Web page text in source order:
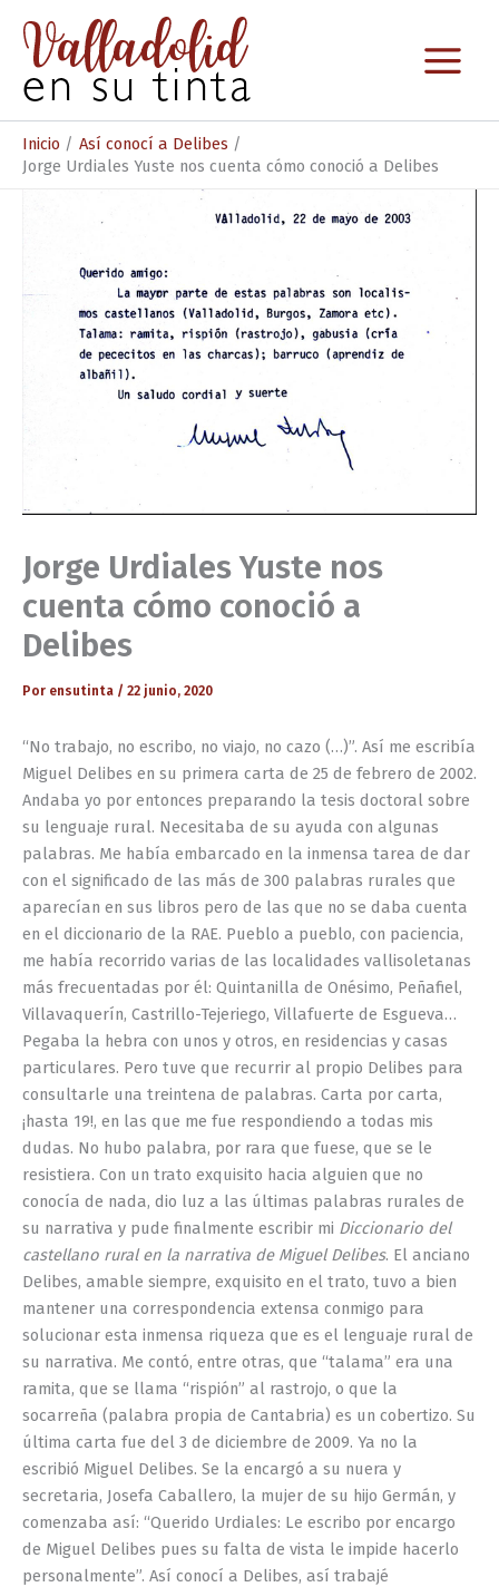
contenido
Inicio
Así conocí a Delibes
Jorge Urdiales Yuste nos cuenta cómo conoció a Delibes
Jorge Urdiales Yuste nos
cuenta cómo conoció a
Delibes
Por ensutinta / 22 junio, 2020
“No trabajo, no escribo, no viajo, no cazo (…)”. Así me escribía
Miguel Delibes en su primera carta de 25 de febrero de 2002.
Andaba yo por entonces preparando la tesis doctoral sobre
su lenguaje rural. Necesitaba de su ayuda con algunas
palabras. Me había embarcado en la inmensa tarea de dar
con el significado de las más de 300 palabras rurales que
aparecían en sus libros pero de las que no se daba cuenta
en el diccionario de la RAE. Pueblo a pueblo, con paciencia,
me había recorrido varias de las localidades vallisoletanas
más frecuentadas por él: Quintanilla de Onésimo, Peñafiel,
Villavaquerín, Castrillo-Tejeriego, Villafuerte de Esgueva…
Pegaba la hebra con unos y otros, en residencias y casas
particulares. Pero tuve que recurrir al propio Delibes para
consultarle una treintena de palabras. Carta por carta,
¡hasta 19!, en las que me fue respondiendo a todas mis
dudas. No hubo palabra, por rara que fuese, que se le
resistiera. Con un trato exquisito hacia alguien que no
conocía de nada, dio luz a las últimas palabras rurales de
su narrativa y pude finalmente escribir mi Diccionario del
castellano rural en la narrativa de Miguel Delibes. El anciano
Delibes, amable siempre, exquisito en el trato, tuvo a bien
mantener una correspondencia extensa conmigo para
solucionar esta inmensa riqueza que es el lenguaje rural de
su narrativa. Me contó, entre otras, que “talama” era una
ramita, que se llama “rispión” al rastrojo, o que la
socarreña (palabra propia de Cantabria) es un cobertizo. Su
última carta fue del 3 de diciembre de 2009. Ya no la
escribió Miguel Delibes. Se la encargó a su nuera y
secretaria, Josefa Caballero, la mujer de su hijo Germán, y
comenzaba así: “Querido Urdiales: Le escribo por encargo
de Miguel Delibes pues su falta de vista le impide hacerlo
personalmente”. Así conocí a Delibes, así trabajé